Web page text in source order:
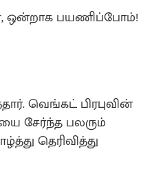
பயணிப்போம்!
வெங்கட் பிரபுவின்
சேர்ந்த பலரும்
தெரிவித்து